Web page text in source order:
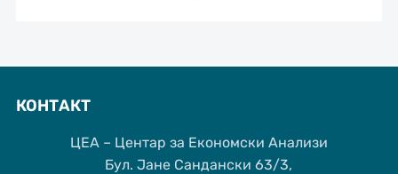
КОНТАКТ
ЦЕА – Центар за Економски Анализи
Бул. Јане Сандански 63/3,